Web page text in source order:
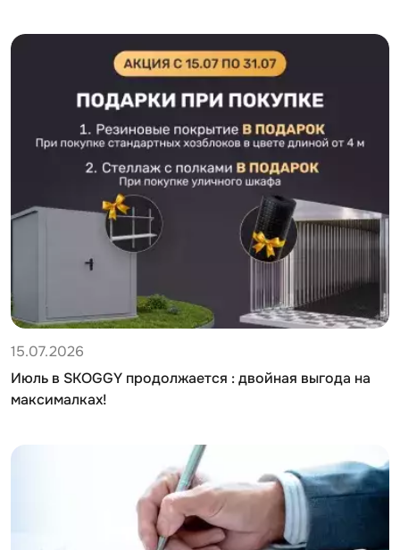
15.07.2026
Июль в SKOGGY продолжается : двойная выгода на
максималках!